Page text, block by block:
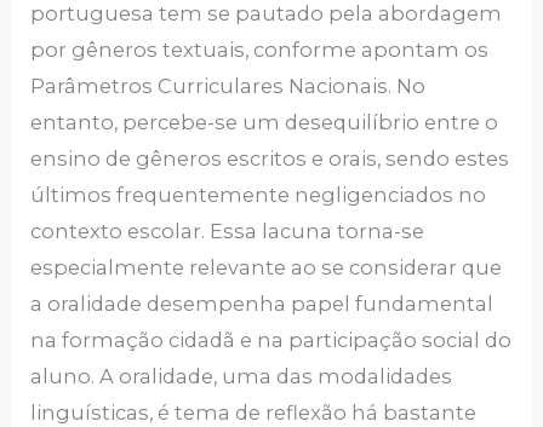
portuguesa tem se pautado pela abordagem
por gêneros textuais, conforme apontam os
Parâmetros Curriculares Nacionais. No
entanto, percebe-se um desequilíbrio entre o
ensino de gêneros escritos e orais, sendo estes
últimos frequentemente negligenciados no
contexto escolar. Essa lacuna torna-se
especialmente relevante ao se considerar que
a oralidade desempenha papel fundamental
na formação cidadã e na participação social do
aluno. A oralidade, uma das modalidades
linguísticas, é tema de reflexão há bastante